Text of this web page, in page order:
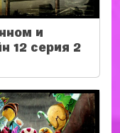
и
12 серия 2